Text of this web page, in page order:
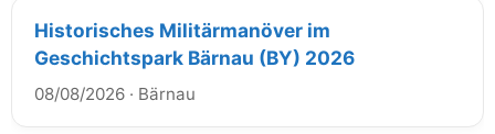
Historisches Militärmanöver im
Geschichtspark Bärnau (BY) 2026
08/08/2026 · Bärnau